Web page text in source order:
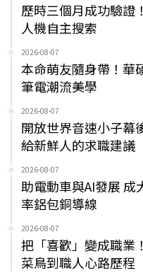
歷時三個月成功驗證
人機自主搜索
2026-08-07
本命萌友隨身帶！華
筆電潮流美學
2026-08-07
開放世界音速小子幕
給新鮮人的求職建議
2026-08-07
助電動車與AI發展
率鋁包銅導線
2026-08-07
把「喜歡」變成職業
菜鳥到職人心路歷程